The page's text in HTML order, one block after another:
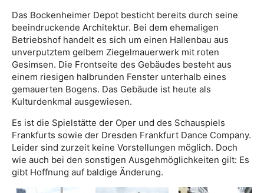
Das Bockenheimer Depot besticht bereits durch seine
beeindruckende Architektur. Bei dem ehemaligen
Betriebshof handelt es sich um einen Hallenbau aus
unverputztem gelbem Ziegelmauerwerk mit roten
Gesimsen. Die Frontseite des Gebäudes besteht aus
einem riesigen halbrunden Fenster unterhalb eines
gemauerten Bogens. Das Gebäude ist heute als
Kulturdenkmal ausgewiesen.
Es ist die Spielstätte der Oper und des Schauspiels
Frankfurts sowie der Dresden Frankfurt Dance Company.
Leider sind zurzeit keine Vorstellungen möglich. Doch
wie auch bei den sonstigen Ausgehmöglichkeiten gilt: Es
gibt Hoffnung auf baldige Änderung.